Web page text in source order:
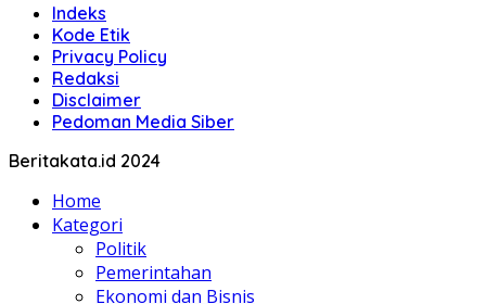
Indeks
Kode Etik
Privacy Policy
Redaksi
Disclaimer
Pedoman Media Siber
Beritakata.id 2024
Home
Kategori
Politik
Pemerintahan
Ekonomi dan Bisnis